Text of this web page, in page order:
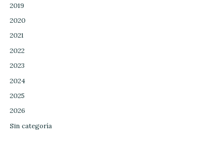
2019
2020
2021
2022
2023
2024
2025
2026
Sin categoría